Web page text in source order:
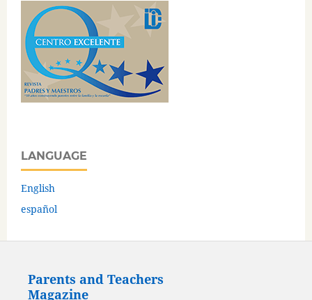
LANGUAGE
English
español
Parents and Teachers
Magazine